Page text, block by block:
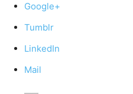
Google+
Tumblr
LinkedIn
Mail